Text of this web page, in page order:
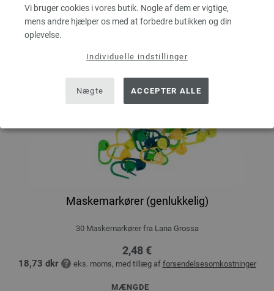
Vi bruger cookies i vores butik. Nogle af dem er vigtige,
mens andre hjælper os med at forbedre butikken og din
oplevelse.
Individuelle indstillinger
Nægte ACCEPTER ALLE
Maskemarkører (genlukkelig)
30 Maskemarkører fra Lana Grossa
2,48 €
18,73 dkr eks. moms, med tillæg af forsendelsesomkostninger
MÆNGDE